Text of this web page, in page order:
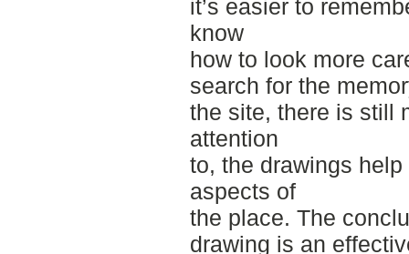
it’s easier to
know
how to look more
search for the
the site, there is still
attention
to, the drawings
aspects of
the place. The
drawing is an